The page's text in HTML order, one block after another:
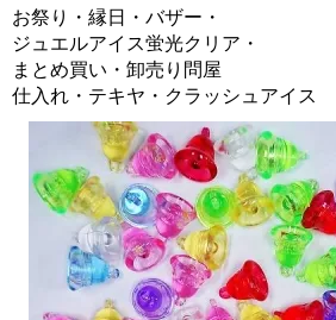
お祭り・縁日・バザー・
ジュエルアイス蛍光クリア・
まとめ買い・卸売り問屋
仕入れ・テキヤ・クラッシュアイス